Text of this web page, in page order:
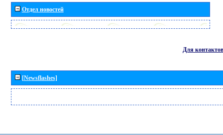
Отдел новостей
Для контактов
[Newsflashes]